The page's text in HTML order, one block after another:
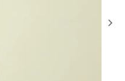
せていただきます。 期間中は
にさせていただく場合がござい